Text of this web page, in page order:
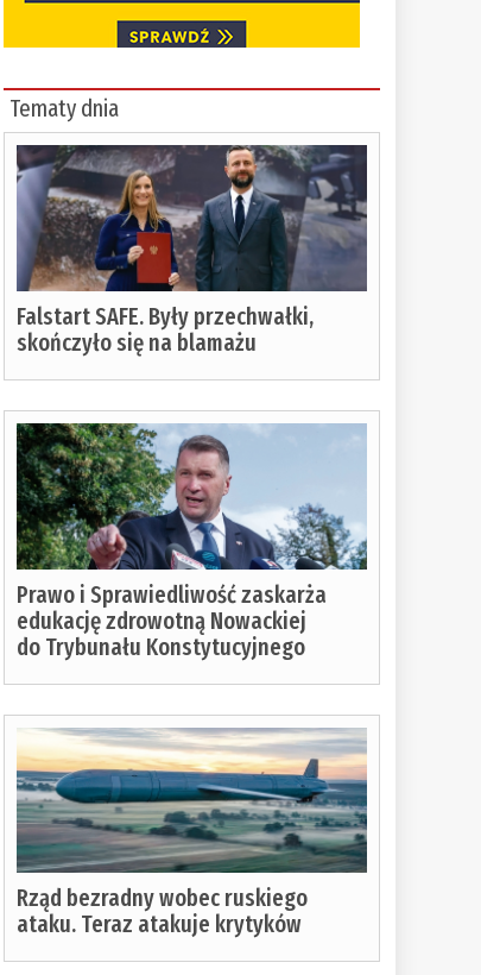
Tematy dnia
Falstart SAFE. Były przechwałki,
skończyło się na blamażu
Prawo i Sprawiedliwość zaskarża
edukację zdrowotną Nowackiej
do Trybunału Konstytucyjnego
Rząd bezradny wobec ruskiego
ataku. Teraz atakuje krytyków